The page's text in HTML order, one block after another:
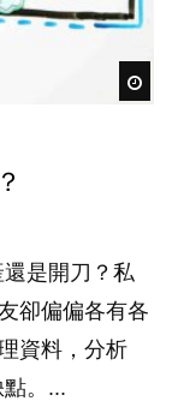
是開刀？私
卻偏偏各有各
資料，分析
。...